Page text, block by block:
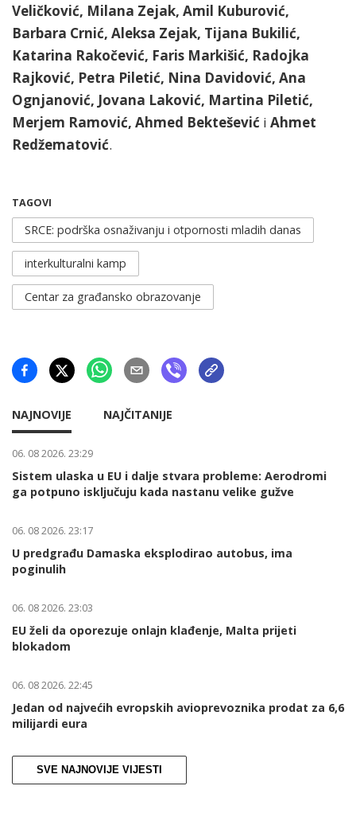
Veličković, Milana Zejak, Amil Kuburović,
Barbara Crnić, Aleksa Zejak, Tijana Bukilić,
Katarina Rakočević, Faris Markišić, Radojka
Rajković, Petra Piletić, Nina Davidović, Ana
Ognjanović, Jovana Laković, Martina Piletić,
Merjem Ramović, Ahmed Bektešević i Ahmet
Redžematović.
TAGOVI
SRCE: podrška osnaživanju i otpornosti mladih danas
interkulturalni kamp
Centar za građansko obrazovanje
NAJNOVIJE NAJČITANIJE
06. 08 2026. 23:29
Sistem ulaska u EU i dalje stvara probleme: Aerodromi
ga potpuno isključuju kada nastanu velike gužve
06. 08 2026. 23:17
U predgrađu Damaska eksplodirao autobus, ima
poginulih
06. 08 2026. 23:03
EU želi da oporezuje onlajn klađenje, Malta prijeti
blokadom
06. 08 2026. 22:45
Jedan od najvećih evropskih avioprevoznika prodat za 6,6
milijardi eura
SVE NAJNOVIJE VIJESTI